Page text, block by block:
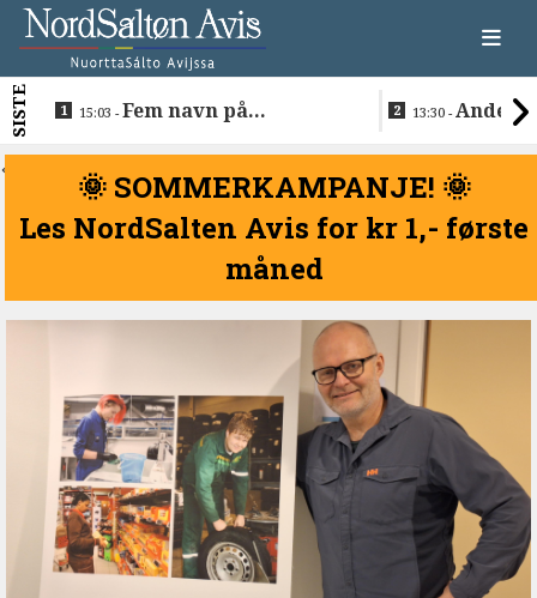
SISTE 15:03 -Fem navn på
i Sametinget
13:30 -Anders
Lakså
<
🌞 SOMMERKAMPANJE! 🌞
Les NordSalten Avis for kr 1,- første
måned